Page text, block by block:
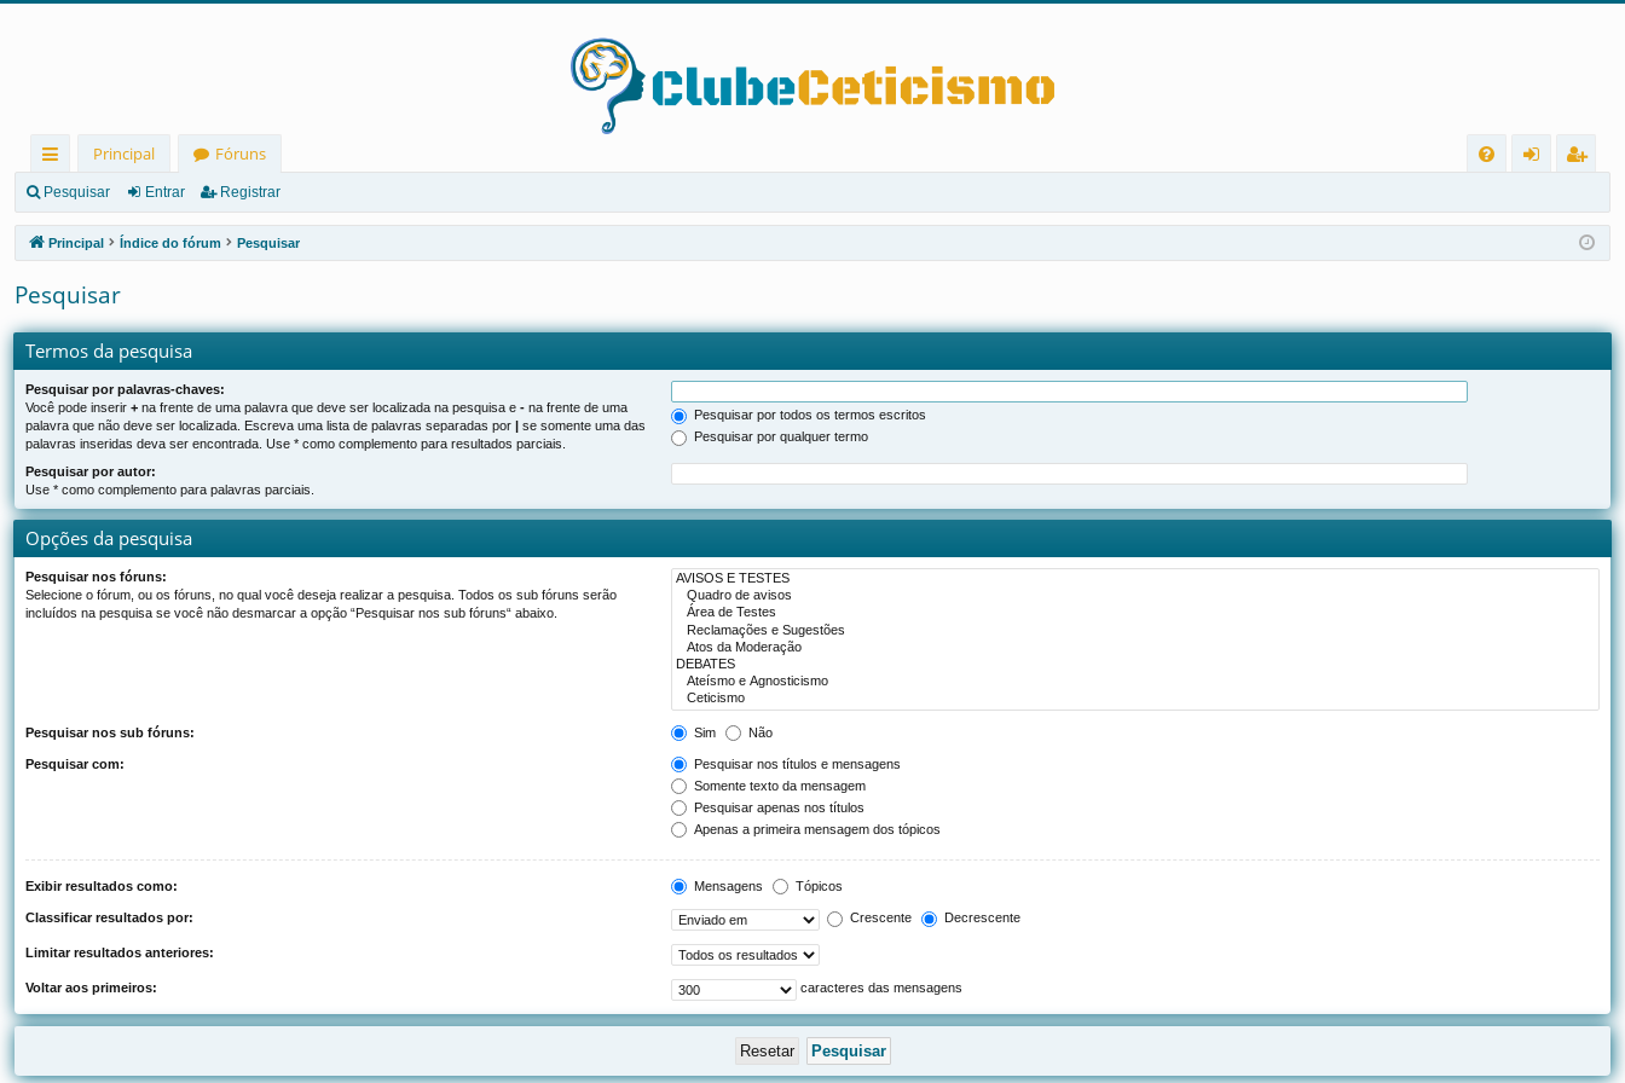
in
ks
rá
pi
Principal
Fóruns
Q
ra
r
ist
ra
Pesquisar Entrar Registrar
Principal Índice do fórum Pesquisar
Pesquisar
Termos da pesquisa
Pesquisar por palavras-chaves:
Você pode inserir + na frente de uma palavra que deve ser localizada na pesquisa e - na frente de uma
palavra que não deve ser localizada. Escreva uma lista de palavras separadas por | se somente uma das
palavras inseridas deva ser encontrada. Use * como complemento para resultados parciais.
Pesquisar por todos os termos escritos
Pesquisar por qualquer termo
Pesquisar por autor:
Use * como complemento para palavras parciais.
Opções da pesquisa
Pesquisar nos fóruns:
Selecione o fórum, ou os fóruns, no qual você deseja realizar a pesquisa. Todos os sub fóruns serão
incluídos na pesquisa se você não desmarcar a opção “Pesquisar nos sub fóruns“ abaixo.
Pesquisar nos sub fóruns: Sim Não
Pesquisar com:
Pesquisar nos títulos e mensagens
Somente texto da mensagem
Pesquisar apenas nos títulos
Apenas a primeira mensagem dos tópicos
Exibir resultados como: Mensagens Tópicos
Classificar resultados por: Crescente Decrescente
Limitar resultados anteriores:
Voltar aos primeiros: caracteres das mensagens